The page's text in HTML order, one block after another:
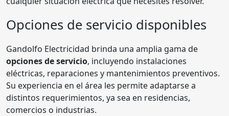
Opciones de servicio disponibles
Gandolfo Electricidad brinda una amplia gama de
opciones de servicio, incluyendo instalaciones
eléctricas, reparaciones y mantenimientos preventivos.
Su experiencia en el área les permite adaptarse a
distintos requerimientos, ya sea en residencias,
comercios o industrias.